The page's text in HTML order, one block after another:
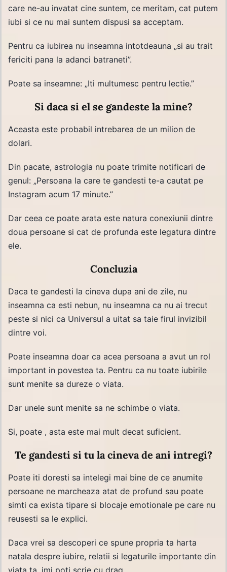
care ne-au invatat cine suntem, ce meritam, cat putem
iubi si ce nu mai suntem dispusi sa acceptam.
Pentru ca iubirea nu inseamna intotdeauna „si au trait
fericiti pana la adanci batraneti”.
Poate sa inseamne: „Iti multumesc pentru lectie.”
Si daca si el se gandeste la mine?
Aceasta este probabil intrebarea de un milion de
dolari.
Din pacate, astrologia nu poate trimite notificari de
genul: „Persoana la care te gandesti te-a cautat pe
Instagram acum 17 minute.”
Dar ceea ce poate arata este natura conexiunii dintre
doua persoane si cat de profunda este legatura dintre
ele.
Concluzia
Daca te gandesti la cineva dupa ani de zile, nu
inseamna ca esti nebun, nu inseamna ca nu ai trecut
peste si nici ca Universul a uitat sa taie firul invizibil
dintre voi.
Poate inseamna doar ca acea persoana a avut un rol
important in povestea ta. Pentru ca nu toate iubirile
sunt menite sa dureze o viata.
Dar unele sunt menite sa ne schimbe o viata.
Si, poate , asta este mai mult decat suficient.
Te gandesti si tu la cineva de ani intregi?
Poate iti doresti sa intelegi mai bine de ce anumite
persoane ne marcheaza atat de profund sau poate
simti ca exista tipare si blocaje emotionale pe care nu
reusesti sa le explici.
Daca vrei sa descoperi ce spune propria ta harta
natala despre iubire, relatii si legaturile importante din
viata ta, imi poti scrie cu drag.